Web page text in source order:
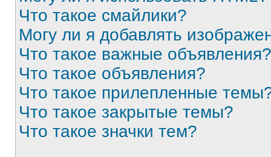
Что такое смайлики?
Могу ли я добавлять
Что такое важные объявления?
Что такое объявления?
Что такое прилепленные
Что такое закрытые темы?
Что такое значки тем?